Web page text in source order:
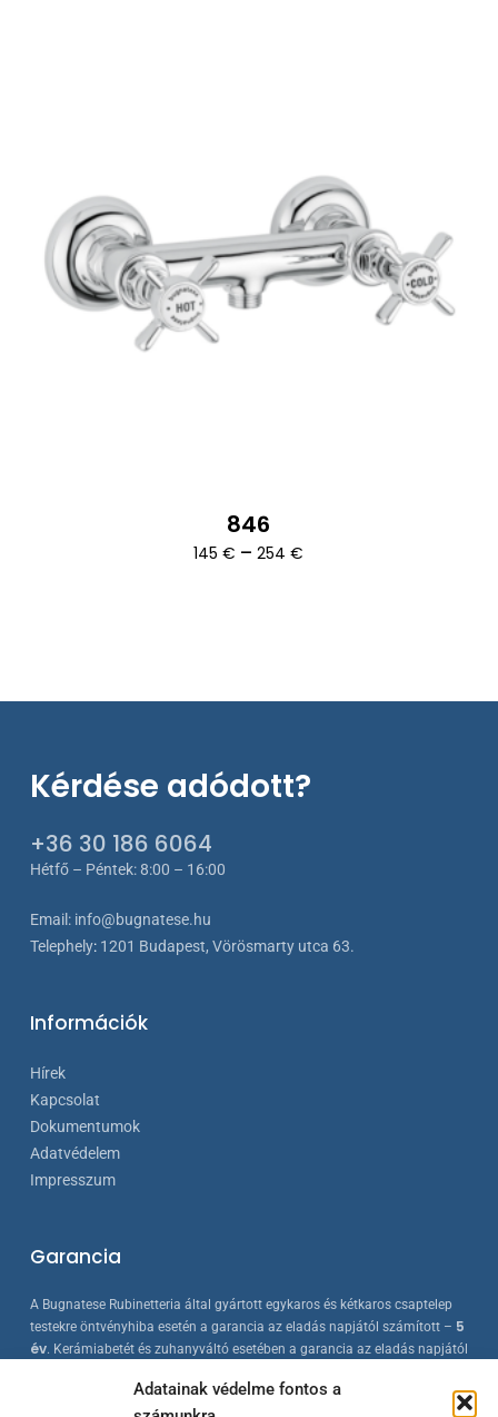
Adatainak védelme fontos a
846
145€ – 254€
Kérdése adódott?
+36 30 186 6064
Hétfő – Péntek: 8:00 – 16:00
Email: info@bugnatese.hu
Telephely: 1201 Budapest, Vörösmarty utca 63.
Információk
Hírek
Kapcsolat
Dokumentumok
Adatvédelem
Impresszum
Garancia
A Bugnatese Rubinetteria által gyártott egykaros és kétkaros csaptelep
testekre öntvényhiba esetén a garancia az eladás napjától számított – 5
év. Kerámiabetét és zuhanyváltó esetében a garancia az eladás napjától
szabványokkal összhangban készülnek, folyamatos minőség-ellenőrzés